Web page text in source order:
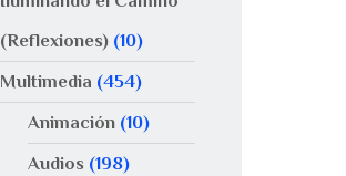
(Reflexiones) (10)
Multimedia (454)
Animación(10)
Audios (198)